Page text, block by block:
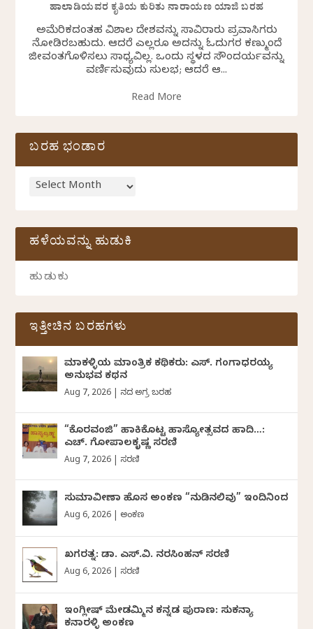
ಹಾಲಾಡಿಯವರ ಕೃತಿಯ ಕುರಿತು ನಾರಾಯಣ ಯಾಜಿ ಬರಹ
ಅಮೆರಿಕದಂತಹ ವಿಶಾಲ ದೇಶವನ್ನು ಸಾವಿರಾರು ಪ್ರವಾಸಿಗರು
ನೋಡಿರಬಹುದು. ಆದರೆ ಎಲ್ಲರೂ ಅದನ್ನು ಓದುಗರ ಕಣ್ಮುಂದೆ
ಜೀವಂತಗೊಳಿಸಲು ಸಾಧ್ಯವಿಲ್ಲ. ಒಂದು ಸ್ಥಳದ ಸೌಂದರ್ಯವನ್ನು
ವರ್ಣಿಸುವುದು ಸುಲಭ; ಆದರೆ ಆ...
Read More
ಬರಹ ಭಂಡಾರ
ಹಳೆಯವನ್ನು ಹುಡುಕಿ
ಇತ್ತೀಚಿನ ಬರಹಗಳು
ಮಾಕಳ್ಳಿಯ ಮಾಂತ್ರಿಕ ಕಥಿಕರು: ಎಸ್. ಗಂಗಾಧರಯ್ಯ
ಅನುಭವ ಕಥನ
Aug 7, 2026 ದಿನದ ಅಗ್ರ ಬರಹ
“ಕೊರವಂಜಿ” ಹಾಕಿಕೊಟ್ಟ ಹಾಸ್ಯೋತ್ಸವದ ಹಾದಿ…:
ಎಚ್. ಗೋಪಾಲಕೃಷ್ಣ ಸರಣಿ
Aug 7, 2026 ಸರಣಿ
ಸುಮಾವೀಣಾ ಹೊಸ ಅಂಕಣ “ನುಡಿನಲಿವು” ಇಂದಿನಿಂದ
Aug 6, 2026 ಅಂಕಣ
ಖಗರತ್ನ: ಡಾ. ಎಸ್.ವಿ. ನರಸಿಂಹನ್‌‌ ಸರಣಿ
Aug 6, 2026 ಸರಣಿ
ಇಂಗ್ಲೀಷ್ ಮೇಡಮ್ಮಿನ ಕನ್ನಡ ಪುರಾಣ: ಸುಕನ್ಯಾ
ಕನಾರಳ್ಳಿ ಅಂಕಣ